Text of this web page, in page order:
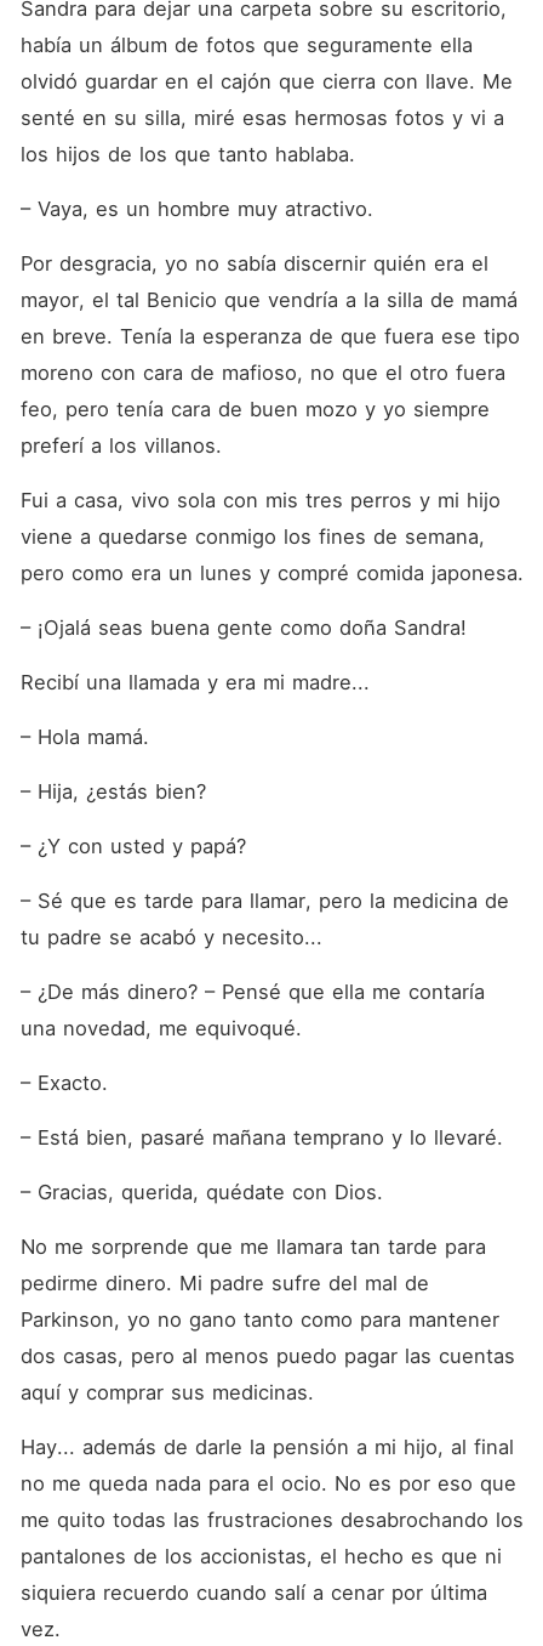
Sandra para dejar una carpeta sobre su escritorio,
había un álbum de fotos que seguramente ella
olvidó guardar en el cajón que cierra con llave. Me
senté en su silla, miré esas hermosas fotos y vi a
los hijos de los que tanto hablaba.
– Vaya, es un hombre muy atractivo.
Por desgracia, yo no sabía discernir quién era el
mayor, el tal Benicio que vendría a la silla de mamá
en breve. Tenía la esperanza de que fuera ese tipo
moreno con cara de mafioso, no que el otro fuera
feo, pero tenía cara de buen mozo y yo siempre
preferí a los villanos.
Fui a casa, vivo sola con mis tres perros y mi hijo
viene a quedarse conmigo los fines de semana,
pero como era un lunes y compré comida japonesa.
– ¡Ojalá seas buena gente como doña Sandra!
Recibí una llamada y era mi madre...
– Hola mamá.
– Hija, ¿estás bien?
– ¿Y con usted y papá?
– Sé que es tarde para llamar, pero la medicina de
tu padre se acabó y necesito...
– ¿De más dinero? – Pensé que ella me contaría
una novedad, me equivoqué.
– Exacto.
– Está bien, pasaré mañana temprano y lo llevaré.
– Gracias, querida, quédate con Dios.
No me sorprende que me llamara tan tarde para
pedirme dinero. Mi padre sufre del mal de
Parkinson, yo no gano tanto como para mantener
dos casas, pero al menos puedo pagar las cuentas
aquí y comprar sus medicinas.
Hay... además de darle la pensión a mi hijo, al final
no me queda nada para el ocio. No es por eso que
me quito todas las frustraciones desabrochando los
pantalones de los accionistas, el hecho es que ni
siquiera recuerdo cuando salí a cenar por última
vez.